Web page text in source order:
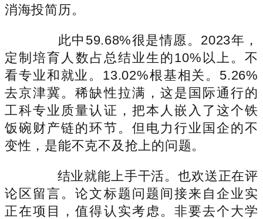
消海投简历。
此中59.68%很是情愿。2023年，
定制培育人数占总结业生的10%以上。不
看专业和就业。13.02%根基相关。5.26%
去京津冀。稀缺性拉满，这是国际通行的
工科专业质量认证，把本人嵌入了这个铁
饭碗财产链的环节。但电力行业国企的不
变性，是能不克不及抢上的问题。
结业就能上手干活。也欢送正在评
论区留言。论文标题问题间接来自企业实
正在项目，值得认实考虑。非要去个大学